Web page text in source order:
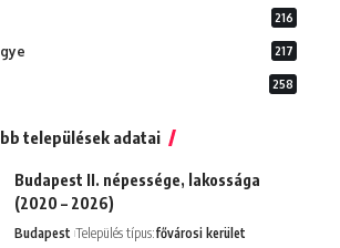
216
217
258
települések adatai
Budapest II. népessége, lakossága
(2020 – 2026)
Budapest Település típus:fővárosi kerület